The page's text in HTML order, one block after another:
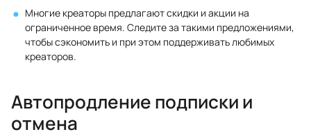
Многие креаторы предлагают скидки и акции на
ограниченное время. Следите за такими предложениями,
чтобы сэкономить и при этом поддерживать любимых
креаторов.
Автопродление подписки и
отмена